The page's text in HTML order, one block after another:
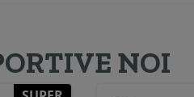
NOI